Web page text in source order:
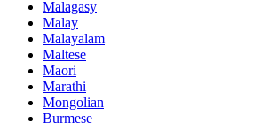
Malagasy
Malay
Malayalam
Maltese
Maori
Marathi
Mongolian
Burmese